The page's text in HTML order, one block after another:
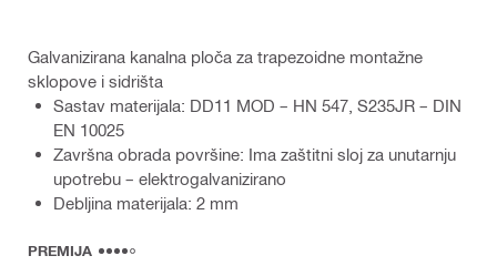
Galvanizirana kanalna ploča za trapezoidne montažne
sklopove i sidrišta
Sastav materijala: DD11 MOD – HN 547, S235JR – DIN
EN 10025
Završna obrada površine: Ima zaštitni sloj za unutarnju
upotrebu – elektrogalvanizirano
Debljina materijala: 2 mm
PREMIJA